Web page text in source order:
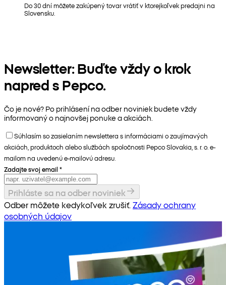
Do 30 dní môžete zakúpený tovar vrátiť v ktorejkoľvek predajni na
Slovensku.
Newsletter: Buďte vždy o krok
napred s Pepco.
Čo je nové? Po prihlásení na odber noviniek budete vždy
informovaný o najnovšej ponuke a akciách.
Súhlasím so zasielaním newslettera s informáciami o zaujímavých
akciách, produktoch alebo službách spoločnosti Pepco Slovakia, s. r. o. e-
mailom na uvedenú e-mailovú adresu.
Zadajte svoj email *
Prihláste sa na odber noviniek
Odber môžete kedykoľvek zrušiť. Zásady ochrany
osobných údajov